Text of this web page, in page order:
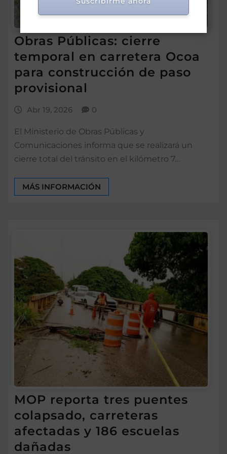
Obras Públicas: cierre
temporal en carretera Ocoa
para construcción de paso
provisional
Abr 19, 2026 0
El Ministerio de Obras Públicas y
Comunicaciones informa que se realizará un
cierre total del tránsito en el kilómetro 7…
MÁS INFORMACIÓN
MOP reporta tres puentes
colapsado, carreteras
afectadas y 186 escuelas
dañadas